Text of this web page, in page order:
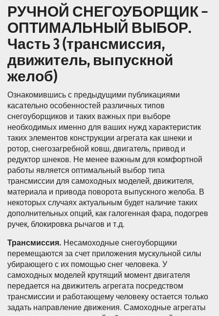
РУЧНОЙ СНЕГОУБОРЩИК –
ОПТИМАЛЬНЫЙ ВЫБОР.
Часть 3 (трансмиссия,
движитель, выпускной
желоб)
Ознакомившись с предыдущими публикациями
касательно особенностей различных типов
снегоуборщиков и таких важных при выборе
необходимых именно для ваших нужд характеристик
таких элементов конструкции агрегата как шнеки и
ротор, снегозагребной ковш, двигатель, привод и
редуктор шнеков. Не менее важным для комфортной
работы является оптимальный выбор типа
трансмиссии для самоходных моделей, движителя,
материала и привода поворота выпускного желоба. В
некоторых случаях актуальным будет наличие таких
дополнительных опций, как галогенная фара, подогрев
ручек, блокировка рычагов и т.д.
Трансмиссия. Несамоходные снегоуборщики
перемещаются за счет приложения мускульной силы
убирающего с их помощью снег человека. У
самоходных моделей крутящий момент двигателя
передается на движитель агрегата посредством
трансмиссии и работающему человеку остается только
задать направление движения. Самоходные агрегаты